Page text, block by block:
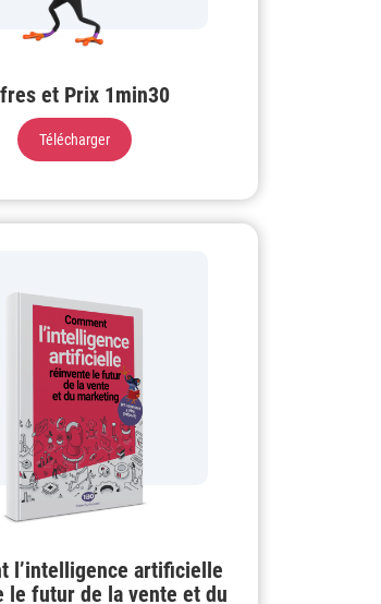
et Prix 1min30
Télécharger
l’intelligence artificielle
le futur de la vente et du